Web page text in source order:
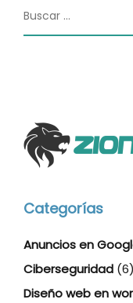
Categorías
Anuncios en
Ciberseguridad (6)
Diseño web en